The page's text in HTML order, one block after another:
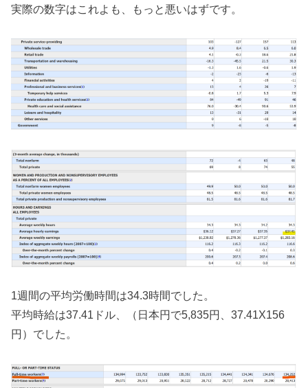
実際の数字はこれよも、もっと悪いはずです。
1週間の平均労働時間は34.3時間でした。
平均時給は37.41ドル、（日本円で5,835円、37.41X156
円）でした。